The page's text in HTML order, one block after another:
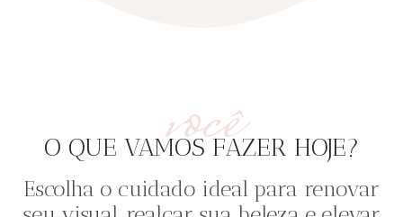
você
O QUE VAMOS FAZER HOJE?
Escolha o cuidado ideal para renovar